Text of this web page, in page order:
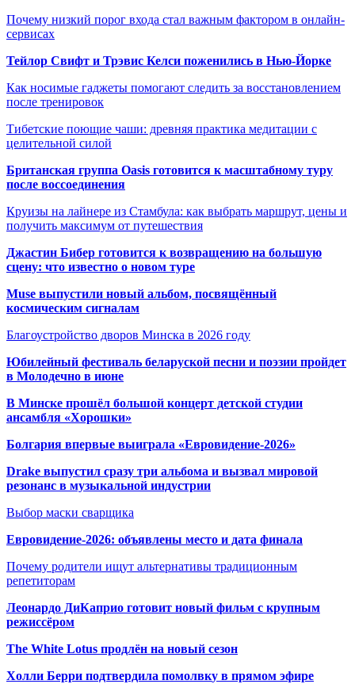
Почему низкий порог входа стал важным фактором в онлайн-
сервисах
Тейлор Свифт и Трэвис Келси поженились в Нью-Йорке
Как носимые гаджеты помогают следить за восстановлением
после тренировок
Тибетские поющие чаши: древняя практика медитации с
целительной силой
Британская группа Oasis готовится к масштабному туру
после воссоединения
Круизы на лайнере из Стамбула: как выбрать маршрут, цены и
получить максимум от путешествия
Джастин Бибер готовится к возвращению на большую
сцену: что известно о новом туре
Muse выпустили новый альбом, посвящённый
космическим сигналам
Благоустройство дворов Минска в 2026 году
Юбилейный фестиваль беларуской песни и поэзии пройдет
в Молодечно в июне
В Минске прошёл большой концерт детской студии
ансамбля «Хорошки»
Болгария впервые выиграла «Евровидение-2026»
Drake выпустил сразу три альбома и вызвал мировой
резонанс в музыкальной индустрии
Выбор маски сварщика
Евровидение-2026: объявлены место и дата финала
Почему родители ищут альтернативы традиционным
репетиторам
Леонардо ДиКаприо готовит новый фильм с крупным
режиссёром
The White Lotus продлён на новый сезон
Холли Берри подтвердила помолвку в прямом эфире